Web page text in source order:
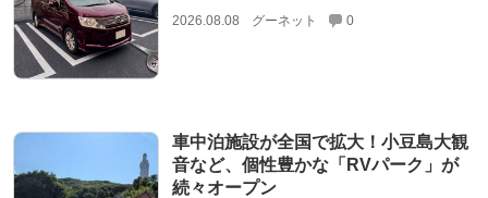
2026.08.08 グーネット 0
車中泊施設が全国で拡大！小豆島大観
音など、個性豊かな「RVパーク」が
続々オープン